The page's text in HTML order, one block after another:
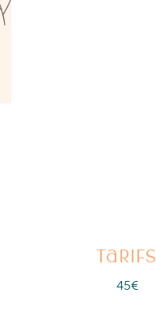
tarifs
45€